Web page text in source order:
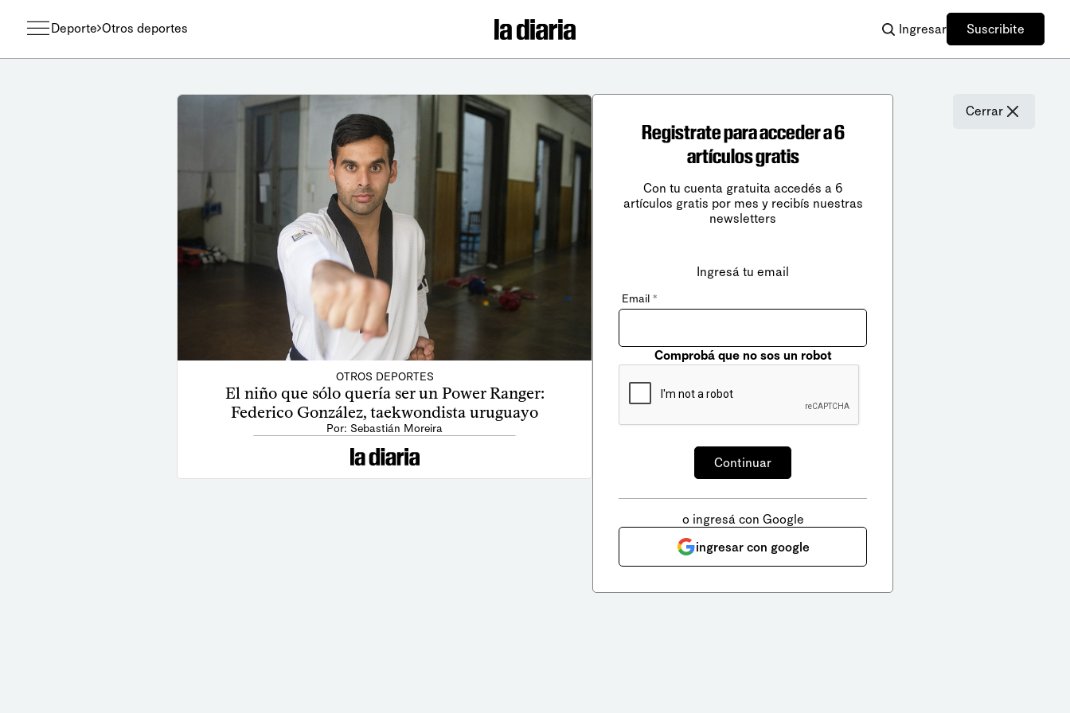
Deporte Otros deportes Ingresar Suscribite
OTROS DEPORTES
El niño que sólo quería ser un Power Ranger:
Federico González, taekwondista uruguayo
Por: Sebastián Moreira
Cerrar
Registrate para acceder a 6
artículos gratis
Con tu cuenta gratuita accedés a 6
artículos gratis por mes y recibís nuestras
newsletters
Ingresá tu email
Email *
Comprobá que no sos un robot
o ingresá con Google
ingresar con google